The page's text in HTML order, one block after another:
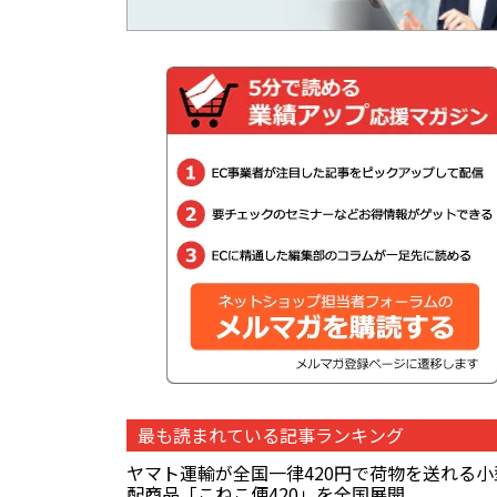
最も読まれている記事ランキング
ヤマト運輸が全国一律420円で荷物を送れる